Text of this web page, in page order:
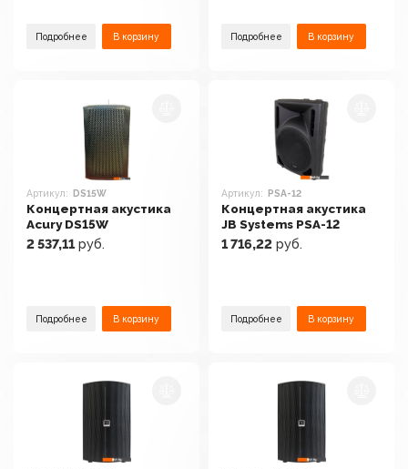
Подробнее В корзину Подробнее В корзину
Артикул: DS15W
Концертная акустика
Acury DS15W
2 537,11 руб.
Подробнее В корзину
Артикул: PSA-12
Концертная акустика
JB Systems PSA-12
1 716,22 руб.
Подробнее В корзину